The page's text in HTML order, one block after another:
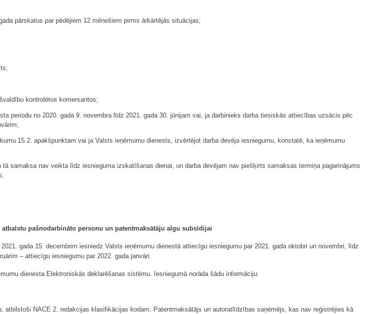
pārskatus par pēdējiem 12 mēnešiem pirms ārkārtējās situācijas;
kontrolētos komersantos;
periodu no 2020. gada 9. novembra līdz 2021. gada 30. jūnijam vai, ja darbinieks darba tiesiskās attiecības uzsācis pēc
15.2. apakšpunktam vai ja Valsts ieņēmumu dienests, izvērtējot darba devēja iesniegumu, konstatē, ka ieņēmumu
tā samaksa nav veikta līdz iesnieguma izskatīšanas dienai, un darba devējam nav piešķirts samaksas termiņa pagarinājums
pašnodarbināto personu un patentmaksātāju algu subsīdijai
gada 15. decembrim iesniedz Valsts ieņēmumu dienestā attiecīgu iesniegumu par 2021. gada oktobri un novembri, līdz
– attiecīgu iesniegumu par 2022. gada janvāri.
dienesta Elektroniskās deklarēšanas sistēmu. Iesniegumā norāda šādu informāciju:
atbilstoši NACE 2. redakcijas klasifikācijas kodam. Patentmaksātājs un autoratlīdzības saņēmējs, kas nav reģistrējies kā